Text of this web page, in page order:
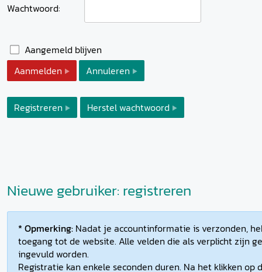
Wachtwoord:
Aangemeld blijven
Aanmelden
Annuleren
Registreren Herstel wachtwoord
Nieuwe gebruiker: registreren
* Opmerking: Nadat je accountinformatie is verzonden,
toegang tot de website. Alle velden die als verplicht zijn
ingevuld worden.
Registratie kan enkele seconden duren. Na het klikken op